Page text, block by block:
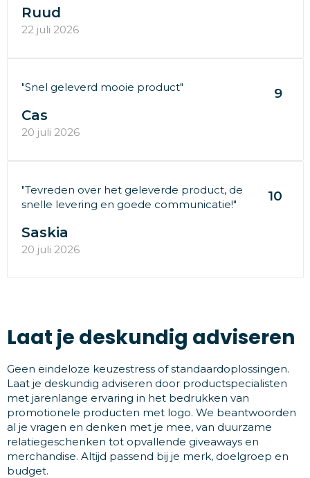
Ruud
22 juli 2026
"Snel geleverd mooie product" 9
Cas
20 juli 2026
"Tevreden over het geleverde product, de
snelle levering en goede communicatie!"
10
Saskia
20 juli 2026
Laat je deskundig adviseren
Geen eindeloze keuzestress of standaardoplossingen.
Laat je deskundig adviseren door productspecialisten
met jarenlange ervaring in het bedrukken van
promotionele producten met logo. We beantwoorden
al je vragen en denken met je mee, van duurzame
relatiegeschenken tot opvallende giveaways en
merchandise. Altijd passend bij je merk, doelgroep en
budget.